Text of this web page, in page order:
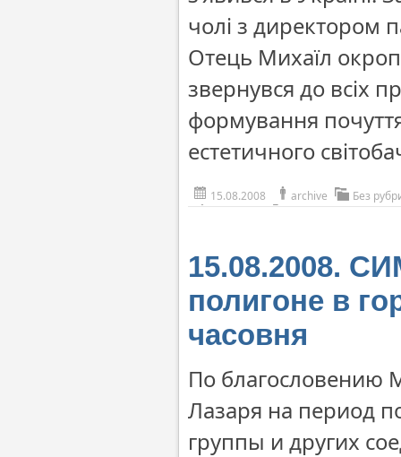
чолі з директором
Отець Михаїл
звернувся до всіх
формування
естетичного
15.08.2008 archive Без
15.08.2008.
полигоне в
часовня
По благословению
Лазаря на период
группы и других